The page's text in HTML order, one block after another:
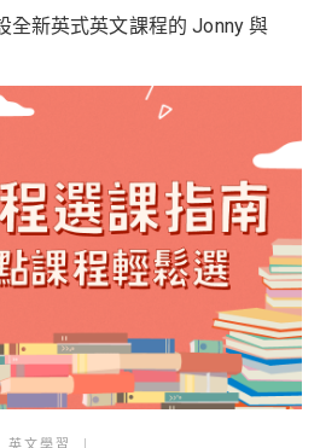
全新英式英文課程的 Jonny 與
英文學習